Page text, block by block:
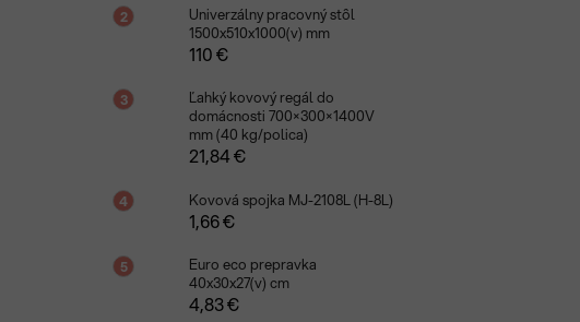
Univerzálny pracovný stôl
1500x510x1000(v) mm
110 €
Ľahký kovový regál do
domácnosti 700×300×1400V
mm (40 kg/polica)
21,84 €
Kovová spojka MJ-2108L (H-8L)
1,66 €
Euro eco prepravka
40x30x27(v) cm
4,83 €